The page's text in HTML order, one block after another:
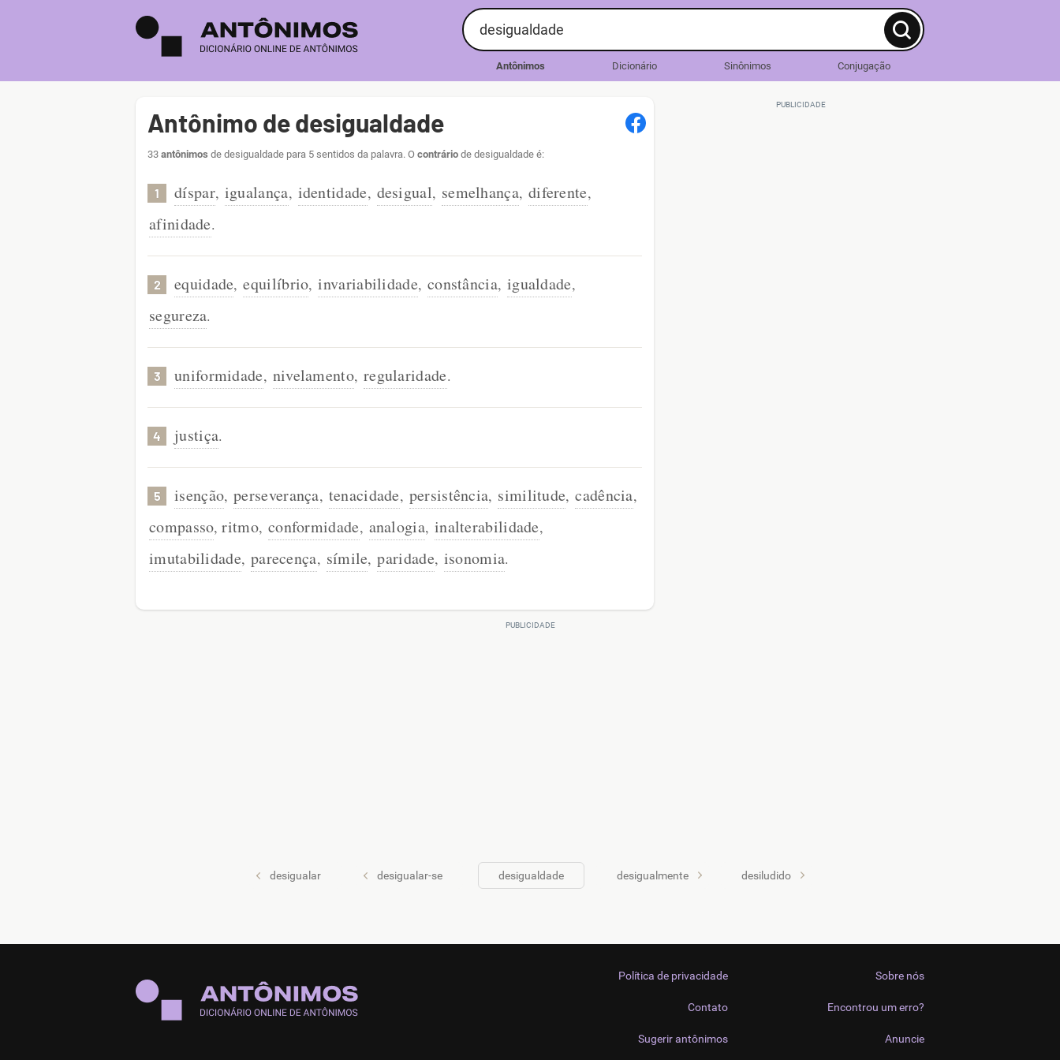
Antônimos Dicionário Sinônimos Conjugação
Antônimo de desigualdade
33 antônimos de desigualdade para 5 sentidos da palavra. O contrário de desigualdade é:
1 díspar, igualança, identidade, desigual, semelhança, diferente,
afinidade.
2 equidade, equilíbrio, invariabilidade, constância, igualdade,
segureza.
3 uniformidade, nivelamento, regularidade.
4 justiça.
5 isenção, perseverança, tenacidade, persistência, similitude, cadência,
compasso,ritmo, conformidade, analogia, inalterabilidade,
imutabilidade, parecença, símile, paridade, isonomia.
desigualar desigualar-se desigualdade desigualmente desiludido
Sobre nós
Encontrou um erro?
Anuncie
Política de privacidade
Contato
Sugerir antônimos